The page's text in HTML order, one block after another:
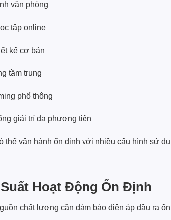
văn phòng
tập online
kế cơ bản
tầm trung
phổ thông
giải trí đa phương tiện
thể vận hành ổn định với nhiều cấu hình sử
Hoạt Động Ổn Định
chất lượng cần đảm bảo điện áp đầu ra